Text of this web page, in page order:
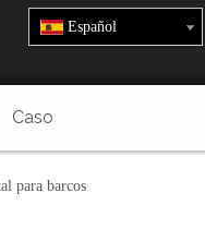
Español
Caso
para barcos